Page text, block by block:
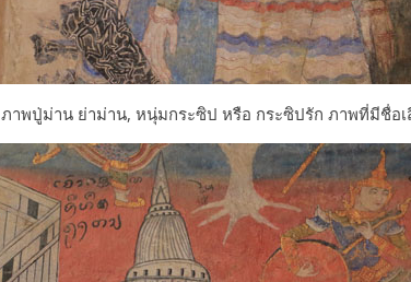
ภาพปู่ม่าน ย่าม่าน, หนุ่มกระซิป หรือ กระซิปรัก ภาพที่มีชื่อ